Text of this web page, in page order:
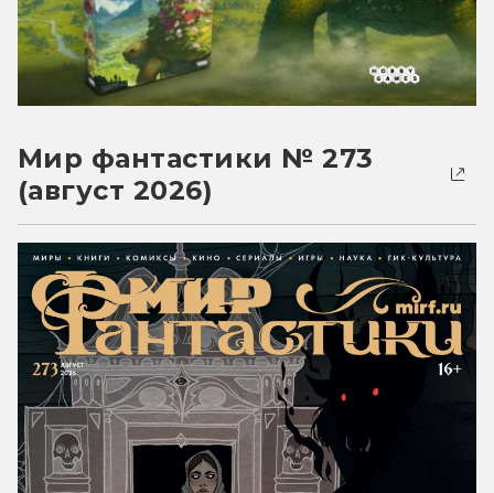
Мир фантастики № 273
(август 2026)